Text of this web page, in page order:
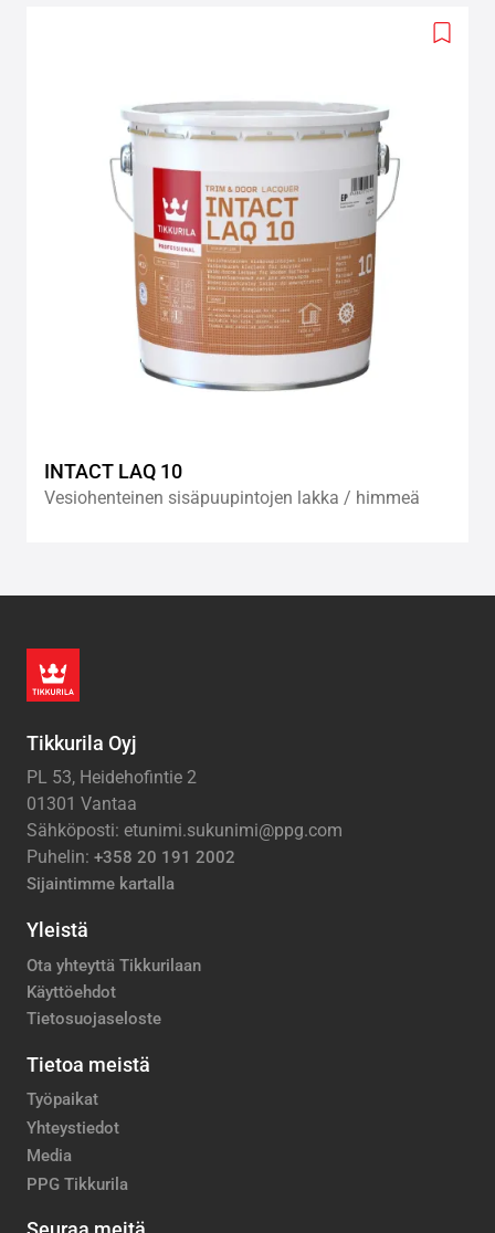
Add
INTACT LAQ 10
Vesiohenteinen sisäpuupintojen lakka / himmeä
Tikkurila Oyj
PL 53, Heidehofintie 2
01301 Vantaa
Sähköposti: etunimi.sukunimi@ppg.com
Puhelin: +358 20 191 2002
Sijaintimme kartalla
Yleistä
Ota yhteyttä Tikkurilaan
Käyttöehdot
Tietosuojaseloste
Tietoa meistä
Työpaikat
Yhteystiedot
Media
PPG Tikkurila